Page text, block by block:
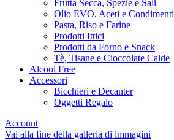
Frutta Secca, Spezie e Sali
Olio EVO, Aceti e Condimenti
Pasta, Riso e Farine
Prodotti Ittici
Prodotti da Forno e Snack
Tè, Tisane e Cioccolate Calde
Alcool Free
Accessori
Bicchieri e Decanter
Oggetti Regalo
Account
Vai alla fine della galleria di immagini